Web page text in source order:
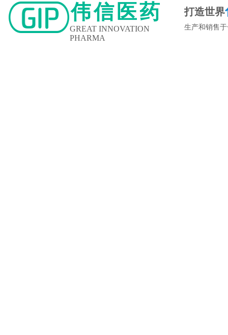
伟信医药
GREAT INNOVATION
PHARMA
打造世界
生产和销售